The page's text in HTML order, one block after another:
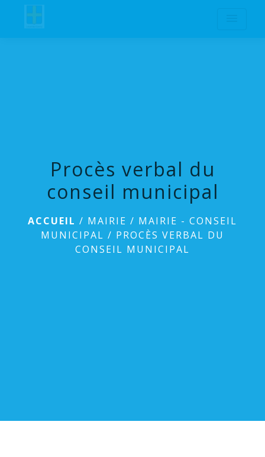
Procès verbal du
conseil municipal
ACCUEIL / MAIRIE / MAIRIE - CONSEIL
MUNICIPAL / PROCÈS VERBAL DU
CONSEIL MUNICIPAL